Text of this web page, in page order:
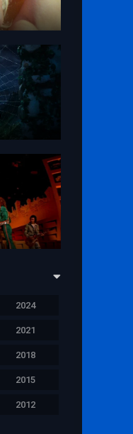
2024
2021
2018
2015
2012